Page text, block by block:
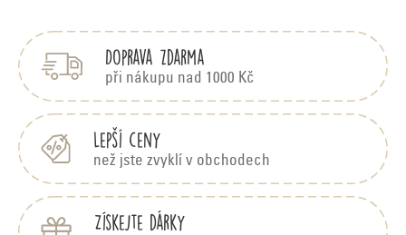
Doprava zdarma
při nákupu nad 1000 Kč
Lepší ceny
než jste zvyklí v obchodech
Získejte dárky